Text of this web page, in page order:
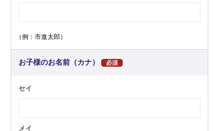
（例：市進太郎）
お子様のお名前（カナ） 必須
セイ
メイ